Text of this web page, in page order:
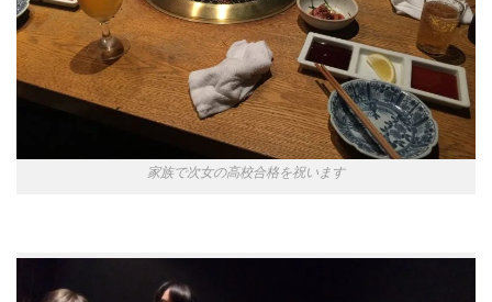
家族で次女の高校合格を祝います